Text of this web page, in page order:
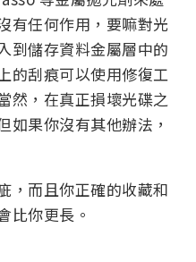
有任何作用，要嘛對光
到儲存資料金屬層中的
的刮痕可以使用修復工
然，在真正損壞光碟之
如果你沒有其他辦法，
，而且你正確的收藏和
比你更長。